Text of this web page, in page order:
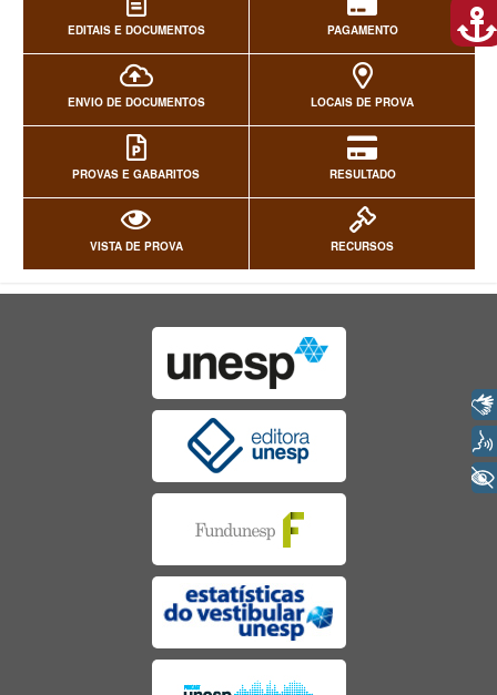
EDITAIS E DOCUMENTOS PAGAMENTO
ENVIO DE DOCUMENTOS LOCAIS DE PROVA
PROVAS E GABARITOS RESULTADO
VISTA DE PROVA RECURSOS
+ Acessibilidade